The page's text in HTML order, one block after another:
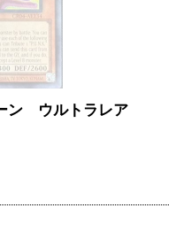
ン ウルトラレア